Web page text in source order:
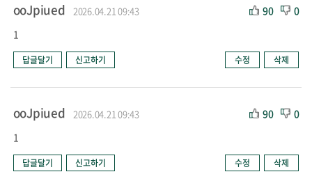
ooJpiued 2026.04.21 09:43 90
0
1
답글달기 신고하기 수정 삭제
ooJpiued 2026.04.21 09:43 90
0
1
답글달기 신고하기 수정 삭제